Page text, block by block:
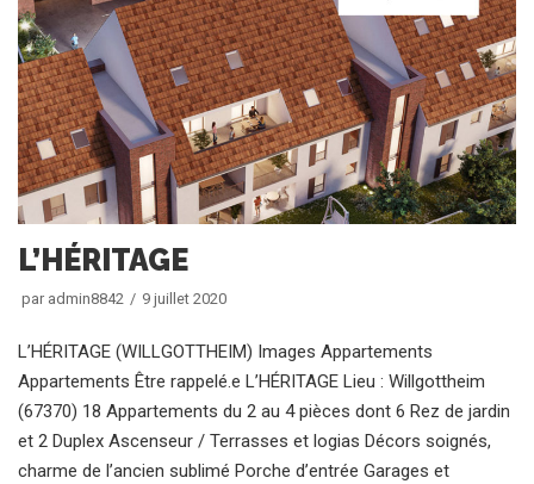
L’HÉRITAGE
par admin8842 9 juillet 2020
L’HÉRITAGE (WILLGOTTHEIM) Images Appartements
Appartements Être rappelé.e L’HÉRITAGE Lieu : Willgottheim
(67370) 18 Appartements du 2 au 4 pièces dont 6 Rez de jardin
et 2 Duplex Ascenseur / Terrasses et logias Décors soignés,
charme de l’ancien sublimé Porche d’entrée Garages et